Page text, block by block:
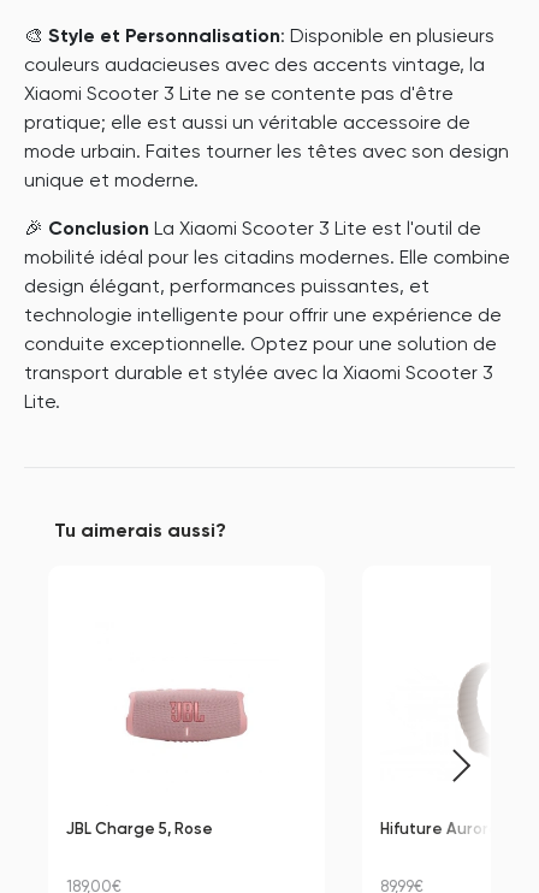
🎨 Style et Personnalisation: Disponible en plusieurs
couleurs audacieuses avec des accents vintage, la
Xiaomi Scooter 3 Lite ne se contente pas d'être
pratique; elle est aussi un véritable accessoire de
mode urbain. Faites tourner les têtes avec son design
unique et moderne.
🎉 Conclusion La Xiaomi Scooter 3 Lite est l'outil de
mobilité idéal pour les citadins modernes. Elle combine
design élégant, performances puissantes, et
technologie intelligente pour offrir une expérience de
conduite exceptionnelle. Optez pour une solution de
transport durable et stylée avec la Xiaomi Scooter 3
Lite.
Tu aimerais aussi?
JBL Charge 5, Rose
189,00€
Hifuture Aurora,
89,99€